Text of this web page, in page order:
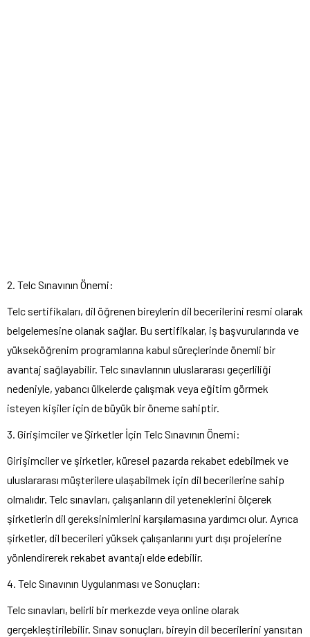
2. Telc Sınavının Önemi:
Telc sertifikaları, dil öğrenen bireylerin dil becerilerini resmi olarak
belgelemesine olanak sağlar. Bu sertifikalar, iş başvurularında ve
yükseköğrenim programlarına kabul süreçlerinde önemli bir
avantaj sağlayabilir. Telc sınavlarının uluslararası geçerliliği
nedeniyle, yabancı ülkelerde çalışmak veya eğitim görmek
isteyen kişiler için de büyük bir öneme sahiptir.
3. Girişimciler ve Şirketler İçin Telc Sınavının Önemi:
Girişimciler ve şirketler, küresel pazarda rekabet edebilmek ve
uluslararası müşterilere ulaşabilmek için dil becerilerine sahip
olmalıdır. Telc sınavları, çalışanların dil yeteneklerini ölçerek
şirketlerin dil gereksinimlerini karşılamasına yardımcı olur. Ayrıca
şirketler, dil becerileri yüksek çalışanlarını yurt dışı projelerine
yönlendirerek rekabet avantajı elde edebilir.
4. Telc Sınavının Uygulanması ve Sonuçları:
Telc sınavları, belirli bir merkezde veya online olarak
gerçekleştirilebilir. Sınav sonuçları, bireyin dil becerilerini yansıtan